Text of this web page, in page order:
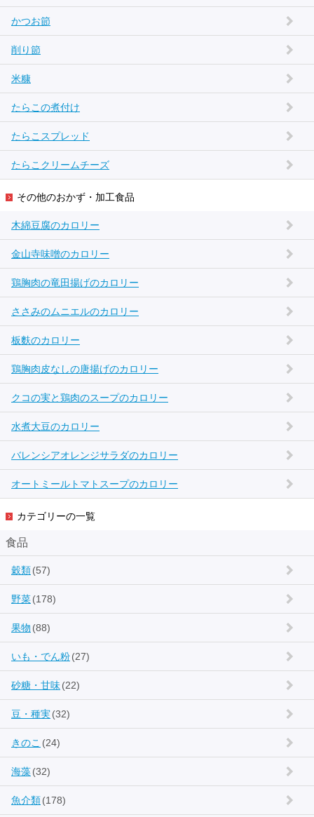
かつお節
削り節
米糠
たらこの煮付け
たらこスプレッド
たらこクリームチーズ
その他のおかず・加工食品
木綿豆腐のカロリー
金山寺味噌のカロリー
鶏胸肉の竜田揚げのカロリー
ささみのムニエルのカロリー
板麩のカロリー
鶏胸肉皮なしの唐揚げのカロリー
クコの実と鶏肉のスープのカロリー
水煮大豆のカロリー
バレンシアオレンジサラダのカロリー
オートミールトマトスープのカロリー
カテゴリーの一覧
食品
穀類(57)
野菜(178)
果物 (88)
いも・でん粉(27)
砂糖・甘味(22)
豆・種実(32)
きのこ (24)
海藻(32)
魚介類(178)